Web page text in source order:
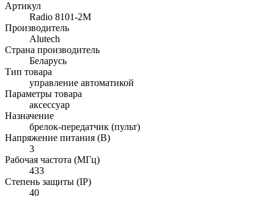
Артикул
Radio 8101-2М
Производитель
Alutech
Страна производитель
Беларусь
Тип товара
управление автоматикой
Параметры товара
аксессуар
Назначение
брелок-передатчик (пульт)
Напряжение питания (В)
3
Рабочая частота (МГц)
433
Степень защиты (IP)
40